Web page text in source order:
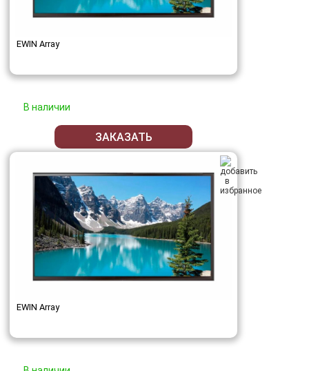
EWIN Array
В наличии
ЗАКАЗАТЬ
EWIN Array